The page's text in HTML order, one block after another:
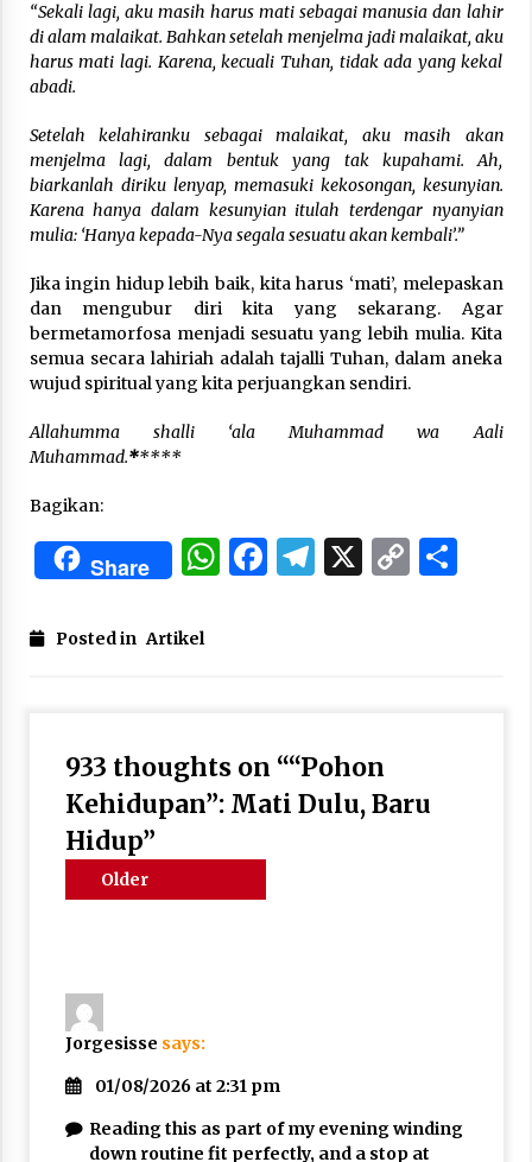
“Sekali lagi, aku masih harus mati sebagai manusia dan lahir
di alam malaikat. Bahkan setelah menjelma jadi malaikat, aku
harus mati lagi. Karena, kecuali Tuhan, tidak ada yang kekal
abadi.
Setelah kelahiranku sebagai malaikat, aku masih akan
menjelma lagi, dalam bentuk yang tak kupahami. Ah,
biarkanlah diriku lenyap, memasuki kekosongan, kesunyian.
Karena hanya dalam kesunyian itulah terdengar nyanyian
mulia: ‘Hanya kepada-Nya segala sesuatu akan kembali’.”
Jika ingin hidup lebih baik, kita harus ‘mati’, melepaskan
dan mengubur diri kita yang sekarang. Agar
bermetamorfosa menjadi sesuatu yang lebih mulia. Kita
semua secara lahiriah adalah tajalli Tuhan, dalam aneka
wujud spiritual yang kita perjuangkan sendiri.
Allahumma shalli ‘ala Muhammad wa Aali
Muhammad.*****
Bagikan:
Share WhatsApp
Facebook
Telegram
X Copy
Posted in Artikel
933 thoughts on ““Pohon
Kehidupan”: Mati Dulu, Baru
Hidup”
Comments
Older
Jorgesisse says:
01/08/2026 at 2:31 pm
Reading this as part of my evening winding
down routine fit perfectly, and a stop at